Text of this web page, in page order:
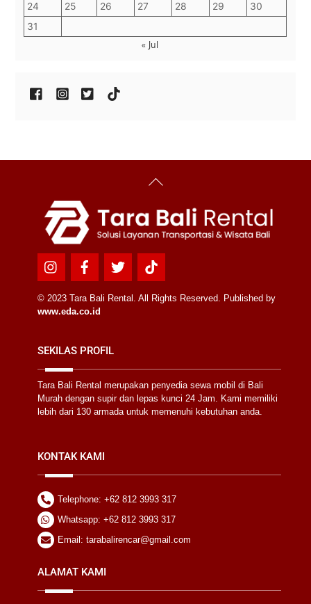
24
25 26 27 28 29
30
31
« Jul
Back
Icon
label
Icon
label
Icon
label
Icon
label
© 2023 Tara Bali Rental. All Rights Reserved. Published by
www.eda.co.id
SEKILAS PROFIL
Tara Bali Rental merupakan penyedia sewa mobil di Bali
Murah dengan supir dan lepas kunci 24 Jam. Kami memiliki
lebih dari 130 armada untuk memenuhi kebutuhan anda.
KONTAK KAMI
Telephone: +62 812 3993 317
Whatsapp: +62 812 3993 317
Email: tarabalirencar@gmail.com
ALAMAT KAMI